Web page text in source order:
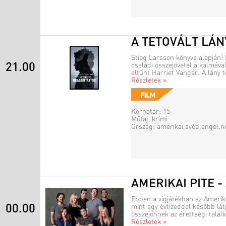
21.00
A TETOVÁLT
Stieg Larsson könyve
családi összejövetel
eltűnt Harriet Vanger. A lány
Részletek »
Korhatár: 15
Műfaj: krimi
Ország:
00.00
AMERIKAI PITE -
Ebben a vígjátékban az
mint egy évtizeddel később
összejönnek az érettségi
Részletek »